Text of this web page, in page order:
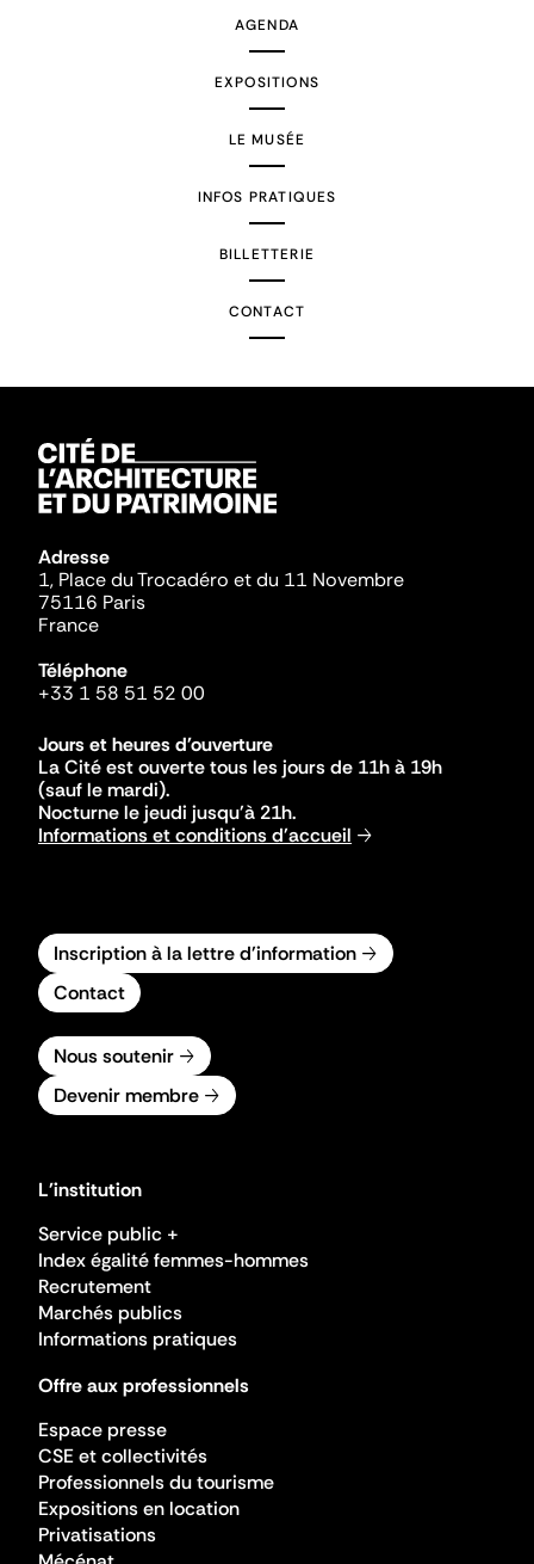
AGENDA
EXPOSITIONS
LE MUSÉE
INFOS PRATIQUES
BILLETTERIE
CONTACT
Adresse
1, Place du Trocadéro et du 11 Novembre
75116 Paris
France
Téléphone
+33 1 58 51 52 00
Jours et heures d'ouverture
La Cité est ouverte tous les jours de 11h à 19h
(sauf le mardi).
Nocturne le jeudi jusqu'à 21h.
Informations et conditions d'accueil
Inscription à la lettre d'information
Contact
Nous soutenir
Devenir membre
L'institution
Service public +
Index égalité femmes-hommes
Recrutement
Marchés publics
Informations pratiques
Offre aux professionnels
Espace presse
CSE et collectivités
Professionnels du tourisme
Expositions en location
Privatisations